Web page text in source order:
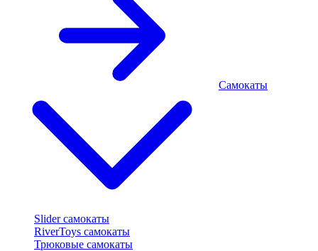
Самокаты
Slider самокаты
RiverToys самокаты
Трюковые самокаты